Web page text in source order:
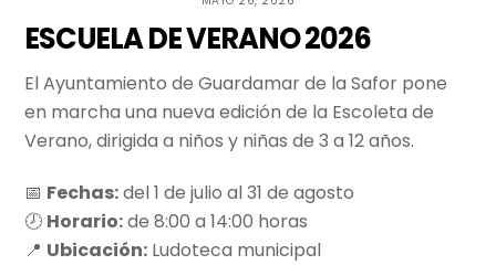
ESCUELA DE VERANO 2026
El Ayuntamiento de Guardamar de la Safor pone
en marcha una nueva edición de la Escoleta de
Verano, dirigida a niños y niñas de 3 a 12 años.
📅 Fechas:del 1 de julio al 31 de agosto
🕗 Horario:de 8:00 a 14:00 horas
📍 Ubicación: Ludoteca municipal